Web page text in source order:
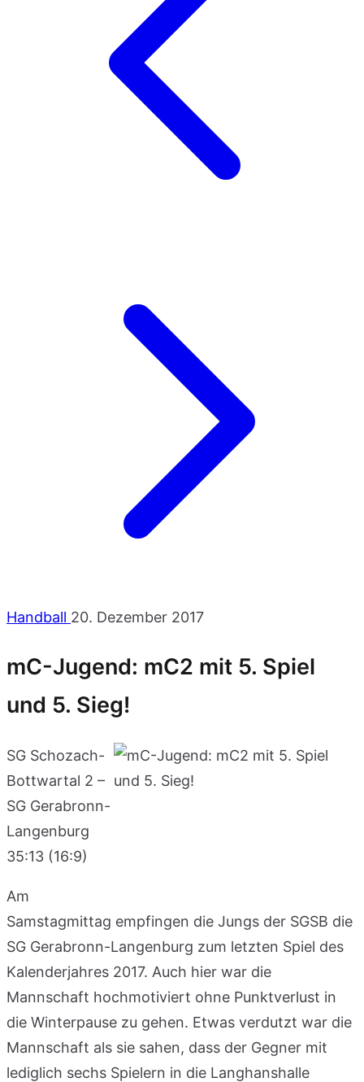
Handball 20. Dezember 2017
mC-Jugend: mC2 mit 5. Spiel
und 5. Sieg!
SG Schozach-
Bottwartal 2 –
SG Gerabronn-
Langenburg
35:13 (16:9)
Am
Samstagmittag empfingen die Jungs der SGSB die
SG Gerabronn-Langenburg zum letzten Spiel des
Kalenderjahres 2017. Auch hier war die
Mannschaft hochmotiviert ohne Punktverlust in
die Winterpause zu gehen. Etwas verdutzt war die
Mannschaft als sie sahen, dass der Gegner mit
lediglich sechs Spielern in die Langhanshalle